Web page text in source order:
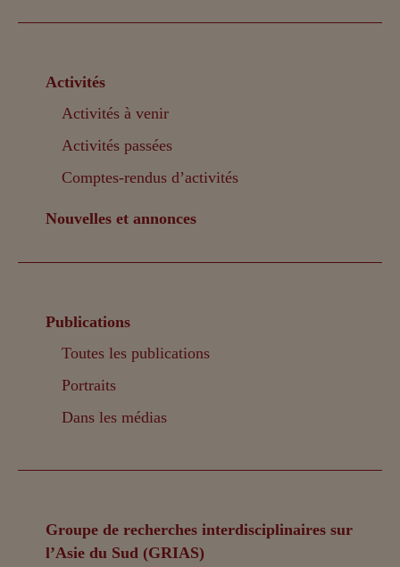
Activités
Activités à venir
Activités passées
Comptes-rendus d’activités
Nouvelles et annonces
Publications
Toutes les publications
Portraits
Dans les médias
Groupe de recherches interdisciplinaires sur
l’Asie du Sud (GRIAS)